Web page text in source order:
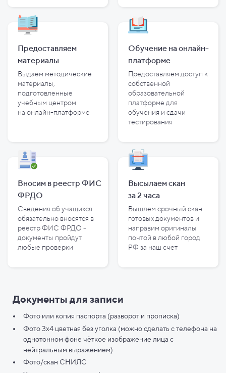
Предоставляем
материалы
Выдаем методические
материалы,
подготовленные
учебным центром
на онлайн-платформе
Обучение на онлайн-
платформе
Предоставляем доступ к
собственной
образовательной
платформе для
обучения и сдачи
тестирования
Вносим в реестр ФИС
ФРДО
Сведения об учащихся
обязательно вносятся в
реестр ФИС ФРДО -
документы пройдут
любые проверки
Высылаем скан
за2 часа
Вышлем срочный скан
готовых документов и
направим оригиналы
почтой в любой город
РФ за наш счет
Документы для записи
Фото или копия паспорта (разворот и прописка)
Фото 3х4 цветная без уголка (можно сделать с телефона на
однотонном фоне чёткое изображение лица с
нейтральным выражением)
Фото/скан СНИЛС